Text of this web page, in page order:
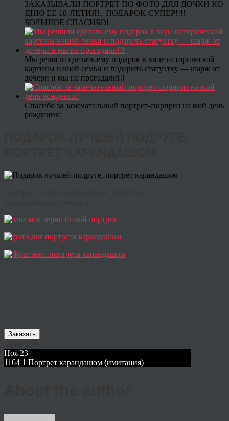
ЗАКАЗЫВАЛИ ПОРТРЕТ ПО ФОТО ДЛЯ ДОЧКИ КО
ДНЮ ЕЕ 18-ЛЕТИЯ!.. ПОДАРОК-СУПЕР!!!!
БОЛЬШОЕ СПАСИБО!
Мы решили сделать ему подарок в виде исторической
картины нашей семьи и подарить статуэтку — шарж от
дочери и мы не прогадали!!!
Спасибо за замечательный портрет-сюрприз на мой день
рождения!
Заказать
Ноя 23
1164 1 Портрет карандашом (имитация)